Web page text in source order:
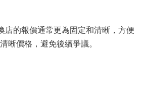
店的報價通常更為固定和清晰，方便
晰價格，避免後續爭議。